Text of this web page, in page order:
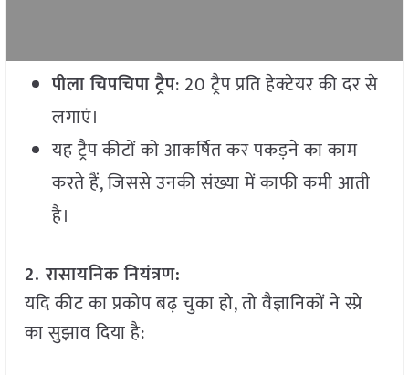
पीला चिपचिपा ट्रैप: 20 ट्रैप प्रति हेक्टेयर की दर से
लगाएं।
यह ट्रैप कीटों को आकर्षित कर पकड़ने का काम
करते हैं, जिससे उनकी संख्या में काफी कमी आती
है।
2. रासायनिक नियंत्रण:
यदि कीट का प्रकोप बढ़ चुका हो, तो वैज्ञानिकों ने स्प्रे
का सुझाव दिया है: